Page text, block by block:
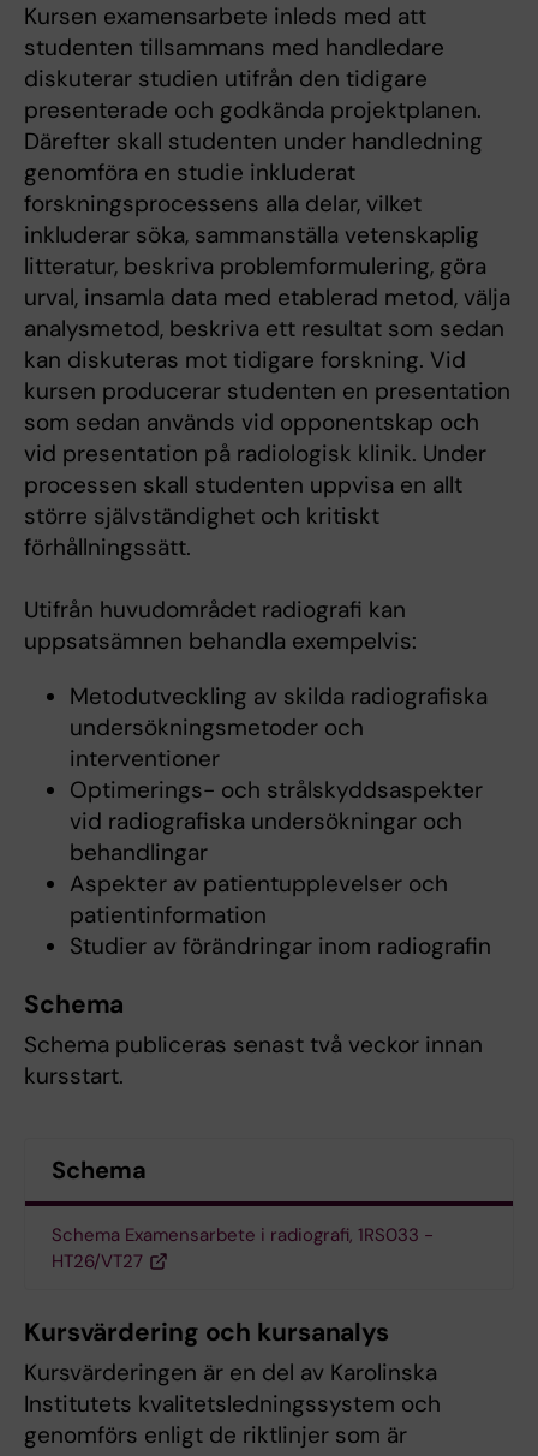
Kursen examensarbete inleds med att
studenten tillsammans med handledare
diskuterar studien utifrån den tidigare
presenterade och godkända projektplanen.
Därefter skall studenten under handledning
genomföra en studie inkluderat
forskningsprocessens alla delar, vilket
inkluderar söka, sammanställa vetenskaplig
litteratur, beskriva problemformulering, göra
urval, insamla data med etablerad metod, välja
analysmetod, beskriva ett resultat som sedan
kan diskuteras mot tidigare forskning. Vid
kursen producerar studenten en presentation
som sedan används vid opponentskap och
vid presentation på radiologisk klinik. Under
processen skall studenten uppvisa en allt
större självständighet och kritiskt
förhållningssätt.
Utifrån huvudområdet radiografi kan
uppsatsämnen behandla exempelvis:
Metodutveckling av skilda radiografiska
undersökningsmetoder och
interventioner
Optimerings- och strålskyddsaspekter
vid radiografiska undersökningar och
behandlingar
Aspekter av patientupplevelser och
patientinformation
Studier av förändringar inom radiografin
Schema
Schema publiceras senast två veckor innan
kursstart.
Schema
Schema Examensarbete i radiografi, 1RS033 -
HT26/VT27
Kursvärdering och kursanalys
Kursvärderingen är en del av Karolinska
Institutets kvalitetsledningssystem och
genomförs enligt de riktlinjer som är